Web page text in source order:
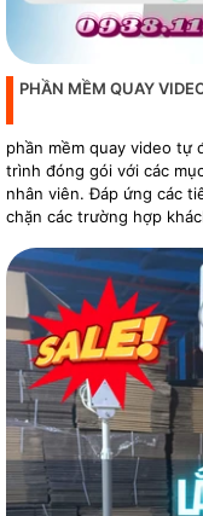
PHẦN MỀM QUAY
phần mềm quay video tự
trình đóng gói với các
nhân viên. Đáp ứng các
chặn các trường hợp